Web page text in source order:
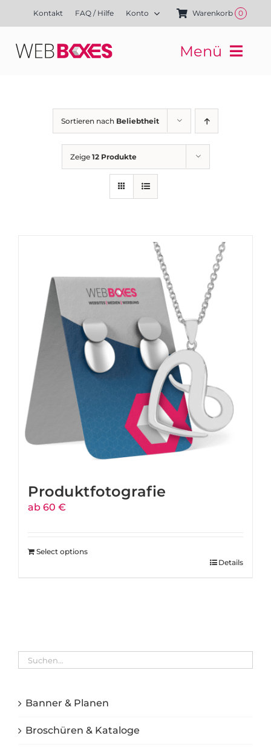
Kontakt FAQ / Hilfe Konto Warenkorb 0
Menü
Kampagnen
Referenzen
Finanzierung
Sortieren nach Beliebtheit
Zeige 12 Produkte
Produktfotografie
ab 60 €
Select options
Details
Banner & Planen
Broschüren & Kataloge